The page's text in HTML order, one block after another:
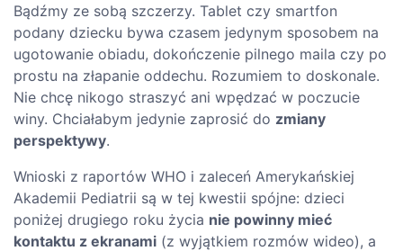
Bądźmy ze sobą szczerzy. Tablet czy smartfon
podany dziecku bywa czasem jedynym sposobem na
ugotowanie obiadu, dokończenie pilnego maila czy po
prostu na złapanie oddechu. Rozumiem to doskonale.
Nie chcę nikogo straszyć ani wpędzać w poczucie
winy. Chciałabym jedynie zaprosić do zmiany
perspektywy.
Wnioski z raportów WHO i zaleceń Amerykańskiej
Akademii Pediatrii są w tej kwestii spójne: dzieci
poniżej drugiego roku życia nie powinny mieć
kontaktu z ekranami (z wyjątkiem rozmów wideo), a